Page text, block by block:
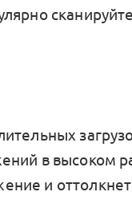
в высоком
и